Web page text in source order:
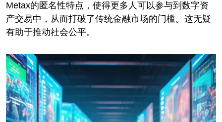
Metax的匿名性特点，使得更多人可以参与到数字资
产交易中，从而打破了传统金融市场的门槛。这无疑
有助于推动社会公平。